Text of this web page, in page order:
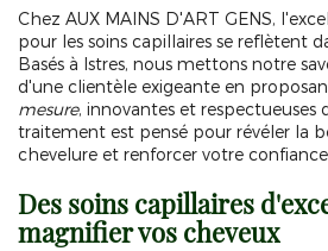
Chez AUX MAINS D'ART GENS,
pour les soins capillaires se reflètent
Basés à Istres, nous mettons notre
d'une clientèle exigeante en
mesure, innovantes et respectueuses
traitement est pensé pour révéler la
chevelure et renforcer votre confiance
Des soins capillaires
magnifier vos cheveux